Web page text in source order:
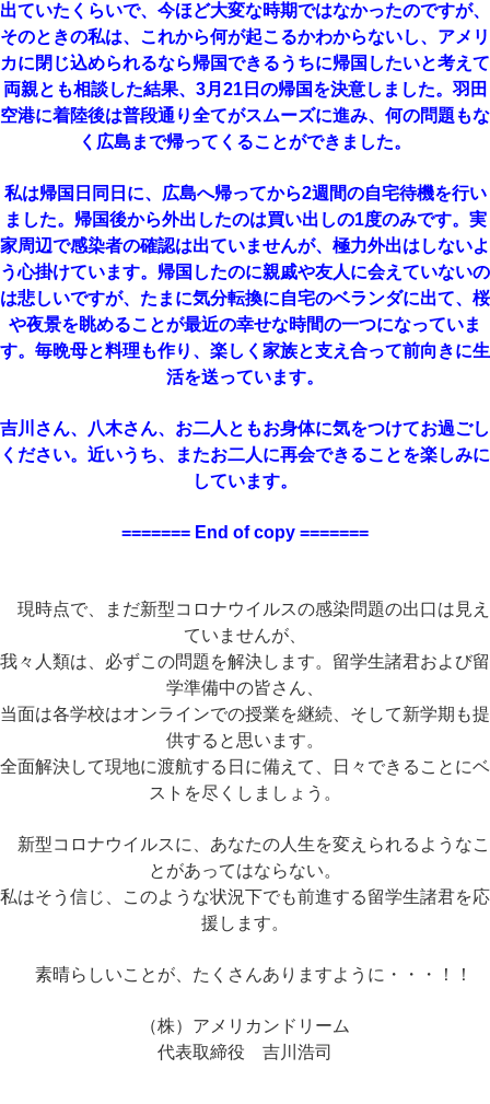
出ていたくらいで、今ほど大変な時期ではなかったのですが、
そのときの私は、これから何が起こるかわからないし、アメリ
カに閉じ込められるなら帰国できるうちに帰国したいと考えて
両親とも相談した結果、3月21日の帰国を決意しました。羽田
空港に着陸後は普段通り全てがスムーズに進み、何の問題もな
く広島まで帰ってくることができました。
私は帰国日同日に、広島へ帰ってから2週間の自宅待機を行い
ました。帰国後から外出したのは買い出しの1度のみです。実
家周辺で感染者の確認は出ていませんが、極力外出はしないよ
う心掛けています。帰国したのに親戚や友人に会えていないの
は悲しいですが、たまに気分転換に自宅のベランダに出て、桜
や夜景を眺めることが最近の幸せな時間の一つになっていま
す。毎晩母と料理も作り、楽しく家族と支え合って前向きに生
活を送っています。
吉川さん、八木さん、お二人ともお身体に気をつけてお過ごし
ください。近いうち、またお二人に再会できることを楽しみに
しています。
======= End of copy =======
現時点で、まだ新型コロナウイルスの感染問題の出口は見え
ていませんが、
我々人類は、必ずこの問題を解決します。留学生諸君および留
学準備中の皆さん、
当面は各学校はオンラインでの授業を継続、そして新学期も提
供すると思います。
全面解決して現地に渡航する日に備えて、日々できることにベ
ストを尽くしましょう。
新型コロナウイルスに、あなたの人生を変えられるようなこ
とがあってはならない。
私はそう信じ、このような状況下でも前進する留学生諸君を応
援します。
素晴らしいことが、たくさんありますように・・・！！
（株）アメリカンドリーム
代表取締役 吉川浩司